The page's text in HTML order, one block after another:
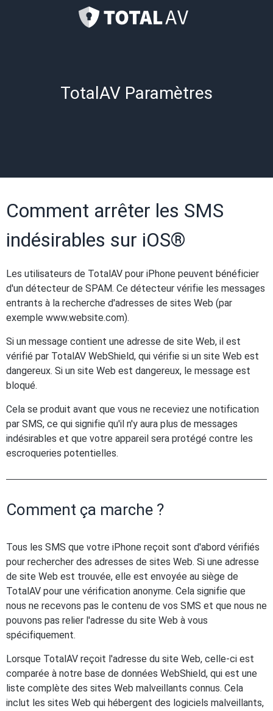
TotalAV Paramètres
Comment arrêter les SMS
indésirables sur iOS®
Les utilisateurs de TotalAV pour iPhone peuvent bénéficier
d'un détecteur de SPAM. Ce détecteur vérifie les messages
entrants à la recherche d'adresses de sites Web (par
exemple www.website.com).
Si un message contient une adresse de site Web, il est
vérifié par TotalAV WebShield, qui vérifie si un site Web est
dangereux. Si un site Web est dangereux, le message est
bloqué.
Cela se produit avant que vous ne receviez une notification
par SMS, ce qui signifie qu'il n'y aura plus de messages
indésirables et que votre appareil sera protégé contre les
escroqueries potentielles.
Comment ça marche ?
Tous les SMS que votre iPhone reçoit sont d'abord vérifiés
pour rechercher des adresses de sites Web. Si une adresse
de site Web est trouvée, elle est envoyée au siège de
TotalAV pour une vérification anonyme. Cela signifie que
nous ne recevons pas le contenu de vos SMS et que nous ne
pouvons pas relier l'adresse du site Web à vous
spécifiquement.
Lorsque TotalAV reçoit l'adresse du site Web, celle-ci est
comparée à notre base de données WebShield, qui est une
liste complète des sites Web malveillants connus. Cela
inclut les sites Web qui hébergent des logiciels malveillants,